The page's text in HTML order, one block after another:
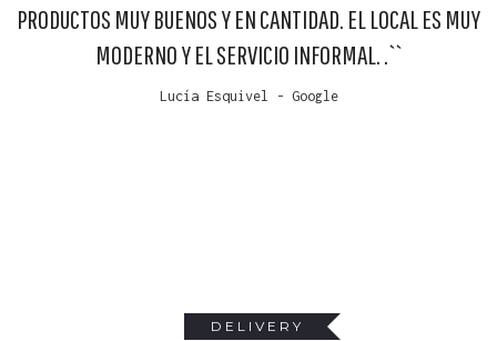
PRODUCTOS MUY BUENOS Y EN CANTIDAD. EL LOCAL ES MUY
MODERNO Y EL SERVICIO INFORMAL. .``
Lucía Esquivel - Google
DELIVERY